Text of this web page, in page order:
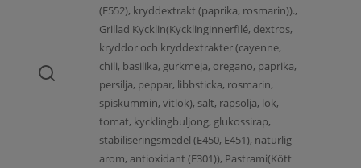
(E552), kryddextrakt (paprika, rosmarin)).,
Grillad Kycklin(Kycklinginnerfilé, dextros,
kryddor och kryddextrakter (cayenne,
chili, basilika, gurkmeja, oregano, paprika,
persilja, peppar, libbsticka, rosmarin,
spiskummin, vitlök), salt, rapsolja, lök,
tomat, kycklingbuljong, glukossirap,
stabiliseringsmedel (E450, E451), naturlig
arom, antioxidant (E301)), Pastrami(Kött